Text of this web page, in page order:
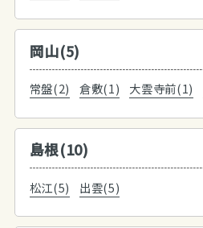
岡山(5)
常盤(2) 倉敷(1) 大雲寺前(1)
島根(10)
松江(5) 出雲(5)